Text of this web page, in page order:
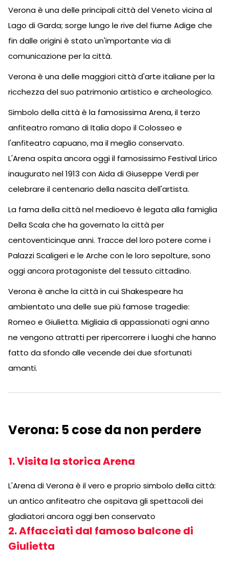
Verona è una delle principali città del Veneto vicina al
Lago di Garda; sorge lungo le rive del fiume Adige che
fin dalle origini è stato un'importante via di
comunicazione per la città.
Verona è una delle maggiori città d'arte italiane per la
ricchezza del suo patrimonio artistico e archeologico.
Simbolo della città è la famosissima Arena, il terzo
anfiteatro romano di Italia dopo il Colosseo e
l'anfiteatro capuano, ma il meglio conservato.
L'Arena ospita ancora oggi il famosissimo Festival Lirico
inaugurato nel 1913 con Aida di Giuseppe Verdi per
celebrare il centenario della nascita dell'artista.
La fama della città nel medioevo è legata alla famiglia
Della Scala che ha governato la città per
centoventicinque anni. Tracce del loro potere come i
Palazzi Scaligeri e le Arche con le loro sepolture, sono
oggi ancora protagoniste del tessuto cittadino.
Verona è anche la città in cui Shakespeare ha
ambientato una delle sue più famose tragedie:
Romeo e Giulietta. Migliaia di appassionati ogni anno
ne vengono attratti per ripercorrere i luoghi che hanno
fatto da sfondo alle vecende dei due sfortunati
amanti.
Verona: 5 cose da non perdere
1. Visita la storica Arena
L'Arena di Verona è il vero e proprio simbolo della città:
un antico anfiteatro che ospitava gli spettacoli dei
gladiatori ancora oggi ben conservato
2. Affacciati dal famoso balcone di
Giulietta